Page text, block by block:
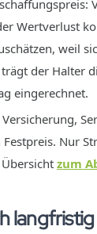
Wertverlust
weil
der Halter
eingerechnet.
Nur
zum